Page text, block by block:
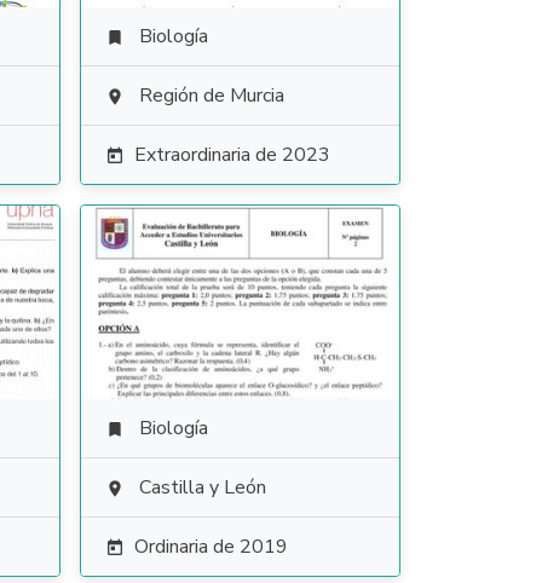
 Biología
 Región de Murcia
 Extraordinaria de 2023
 Biología
 Castilla y León
 Ordinaria de 2019